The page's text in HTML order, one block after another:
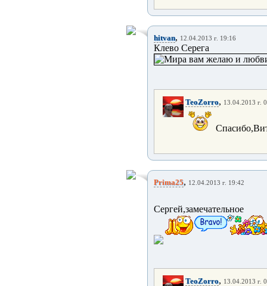
hitvan, 12.04.2013 г. 19:16
Клево Серега
TeoZorro, 13.04.2013 г.
Prima25, 12.04.2013 г. 19:42
TeoZorro, 13.04.2013 г.